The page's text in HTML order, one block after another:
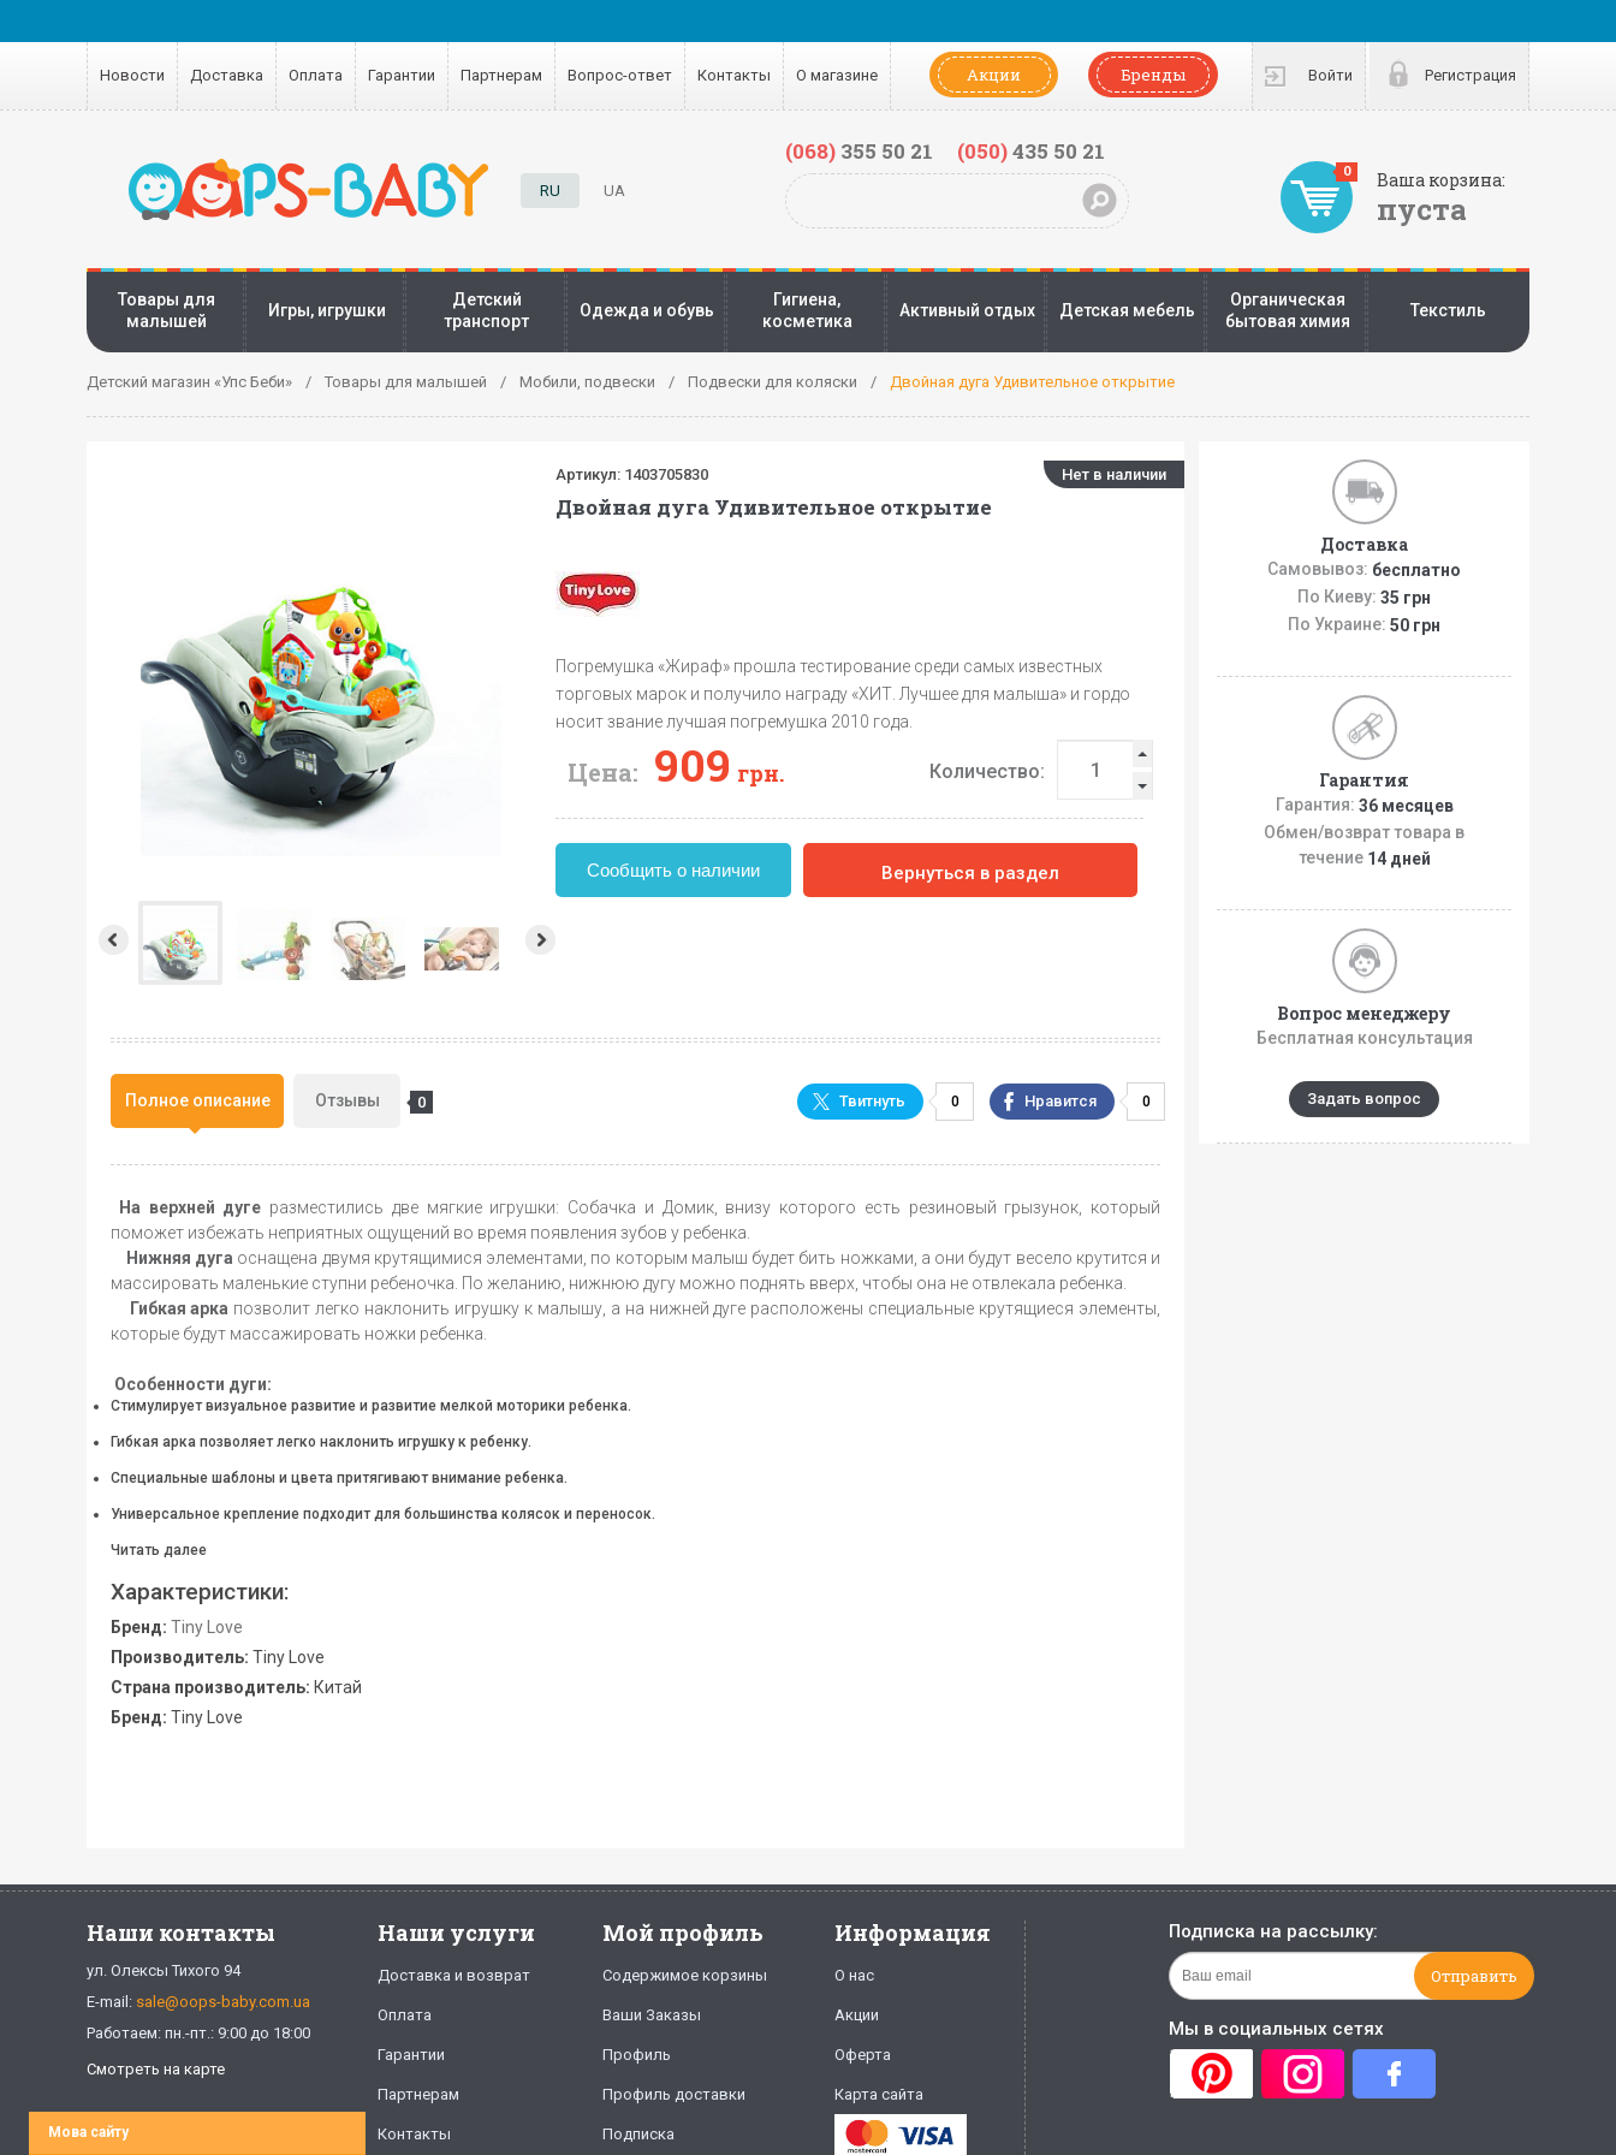
Войти Регистрация
Новости Доставка Оплата Гарантии Партнерам Вопрос-ответ Контакты О магазине Акции Бренды
Ваша корзина:
пуста
0
RU UA
(068)355 50 21 (050)435 50 21
Товары для
малышей
Игры, игрушки
Детский
транспорт
Одежда и обувь
Гигиена,
косметика
Активный отдых Детская мебель
Органическая
бытовая химия
Текстиль
Детский магазин «Упс Беби» Товары для малышей Мобили, подвески Подвески для коляски Двойная дуга Удивительное открытие
Артикул: 1403705830 Нет в наличии
Двойная дуга Удивительное открытие
Погремушка «Жираф» прошла тестирование среди самых известных
торговых марок и получило награду «ХИТ. Лучшее для малыша» и гордо
носит звание лучшая погремушка 2010 года.
Цена: 909 грн. Количество:
Сообщить о наличии Вернуться в раздел
Полное описание Отзывы 0 0 0
На верхней дуге разместились две мягкие игрушки: Собачка и Домик, внизу которого есть резиновый грызунок, который
поможет избежать неприятных ощущений во время появления зубов у ребенка.
Нижняя дуга оснащена двумя крутящимися элементами, по которым малыш будет бить ножками, а они будут весело крутится и
массировать маленькие ступни ребеночка. По желанию, нижнюю дугу можно поднять вверх, чтобы она не отвлекала ребенка.
Гибкая арка позволит легко наклонить игрушку к малышу, а на нижней дуге расположены специальные крутящиеся элементы,
которые будут массажировать ножки ребенка.
Особенности дуги:
Стимулирует визуальное развитие и развитие мелкой моторики ребенка.
Гибкая арка позволяет легко наклонить игрушку к ребенку.
Специальные шаблоны и цвета притягивают внимание ребенка.
Универсальное крепление подходит для большинства колясок и переносок.
Читать далее
Характеристики:
Бренд: Tiny Love
Производитель: Tiny Love
Страна производитель: Китай
Бренд: Tiny Love
Доставка
Самовывоз: бесплатно
По Киеву: 35 грн
По Украине: 50 грн
Гарантия
Гарантия: 36 месяцев
Обмен/возврат товара в
течение 14 дней
Вопрос менеджеру
Бесплатная консультация
Задать вопрос
Наши контакты
ул. Олексы Тихого 94
E-mail: sale@oops-baby.com.ua
Работаем: пн.-пт.: 9:00 до 18:00
Смотреть на карте
Наши услуги
Доставка и возврат
Оплата
Гарантии
Партнерам
Контакты
Мой профиль
Содержимое корзины
Ваши Заказы
Профиль
Профиль доставки
Подписка
Информация
О нас
Акции
Оферта
Карта сайта
Подписка на рассылку:
Мы в социальных сетях
Мова сайту